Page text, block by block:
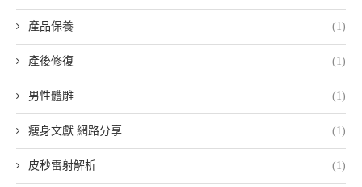
產品保養 (1)
產後修復 (1)
男性體雕 (1)
瘦身文獻 網路分享 (1)
皮秒雷射解析 (1)